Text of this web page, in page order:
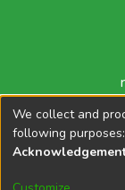
We collect and
following purposes: